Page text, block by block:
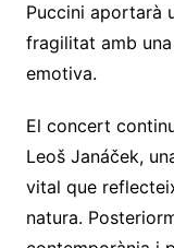
Puccini aportarà
fragilitat amb
emotiva.
El concert
Leoš Janáček,
vital que
natura.